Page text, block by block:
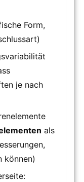
Form,
je nach
als
können)